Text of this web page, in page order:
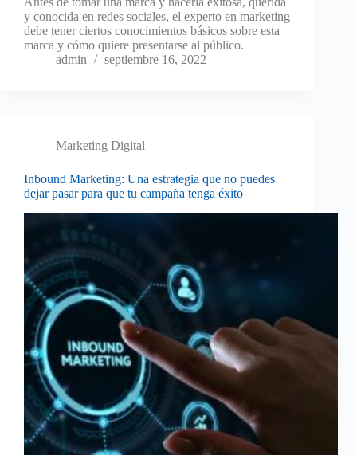
y conocida en redes sociales, el experto en marketing
debe tener ciertos conocimientos básicos sobre esta
marca y cómo quiere presentarse al público.
admin
septiembre 16, 2022
Marketing Digital
Inbound Marketing: Una estrategia que no puedes
dejar pasar para que tu campaña tenga éxito